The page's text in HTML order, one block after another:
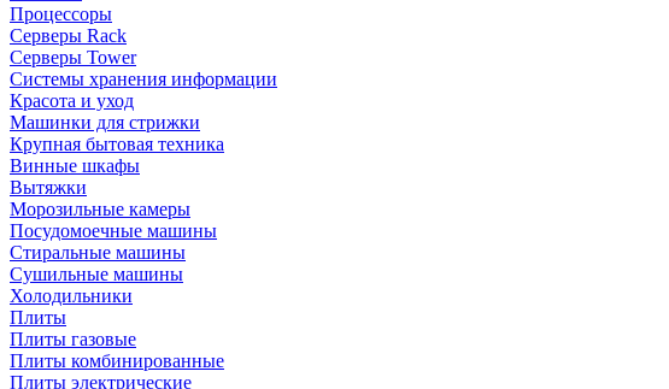
Процессоры
Серверы Rack
Серверы Tower
Системы хранения информации
Красота и уход
Машинки для стрижки
Крупная бытовая техника
Винные шкафы
Вытяжки
Морозильные камеры
Посудомоечные машины
Стиральные машины
Сушильные машины
Холодильники
Плиты
Плиты газовые
Плиты комбинированные
Плиты электрические